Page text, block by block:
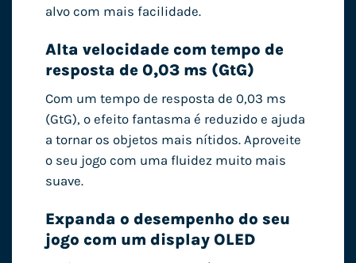
alvo com mais facilidade.
Alta velocidade com tempo de
resposta de 0,03 ms (GtG)
Com um tempo de resposta de 0,03 ms
(GtG), o efeito fantasma é reduzido e ajuda
a tornar os objetos mais nítidos. Aproveite
o seu jogo com uma fluidez muito mais
suave.
Expanda o desempenho do seu
jogo com um display OLED